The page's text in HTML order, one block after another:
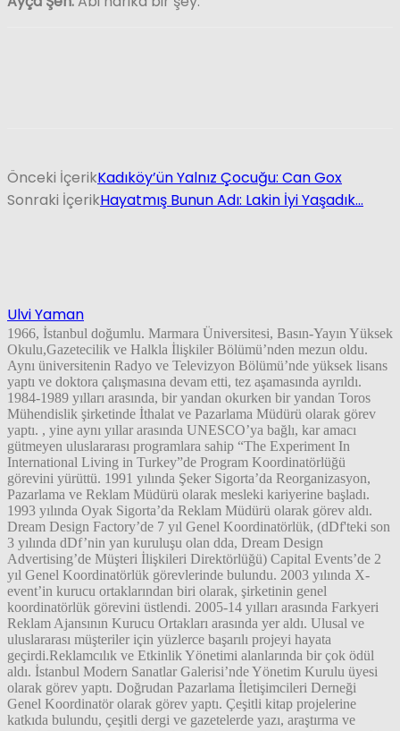
Önceki İçerikKadıköy’ün Yalnız Çocuğu: Can Gox
Sonraki İçerikHayatmış Bunun Adı: Lakin İyi Yaşadık…
Ulvi Yaman
1966, İstanbul doğumlu. Marmara Üniversitesi, Basın-Yayın Yüksek
Okulu,Gazetecilik ve Halkla İlişkiler Bölümü’nden mezun oldu.
Aynı üniversitenin Radyo ve Televizyon Bölümü’nde yüksek lisans
yaptı ve doktora çalışmasına devam etti, tez aşamasında ayrıldı.
1984-1989 yılları arasında, bir yandan okurken bir yandan Toros
Mühendislik şirketinde İthalat ve Pazarlama Müdürü olarak görev
yaptı. , yine aynı yıllar arasında UNESCO’ya bağlı, kar amacı
gütmeyen uluslararası programlara sahip “The Experiment In
International Living in Turkey”de Program Koordinatörlüğü
görevini yürüttü. 1991 yılında Şeker Sigorta’da Reorganizasyon,
Pazarlama ve Reklam Müdürü olarak mesleki kariyerine başladı.
1993 yılında Oyak Sigorta’da Reklam Müdürü olarak görev aldı.
Dream Design Factory’de 7 yıl Genel Koordinatörlük, (dDf'teki son
3 yılında dDf’nin yan kuruluşu olan dda, Dream Design
Advertising’de Müşteri İlişkileri Direktörlüğü) Capital Events’de 2
yıl Genel Koordinatörlük görevlerinde bulundu. 2003 yılında X-
event’in kurucu ortaklarından biri olarak, şirketinin genel
koordinatörlük görevini üstlendi. 2005-14 yılları arasında Farkyeri
Reklam Ajansının Kurucu Ortakları arasında yer aldı. Ulusal ve
uluslararası müşteriler için yüzlerce başarılı projeyi hayata
geçirdi.Reklamcılık ve Etkinlik Yönetimi alanlarında bir çok ödül
aldı. İstanbul Modern Sanatlar Galerisi’nde Yönetim Kurulu üyesi
olarak görev yaptı. Doğrudan Pazarlama İletişimcileri Derneği
Genel Koordinatör olarak görev yaptı. Çeşitli kitap projelerine
katkıda bulundu, çeşitli dergi ve gazetelerde yazı, araştırma ve